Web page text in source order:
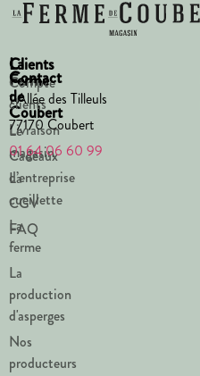
La
Ferme
de
Coubert
Le
magasin
La
cueillette
La
ferme
La
production
d'asperges
Nos
producteurs
Clients
Compte
clients
Livraison
Cadeaux
d’entreprise
CGV
FAQ
Contact
1 Allée des Tilleuls
77170 Coubert
01 64 06 60 99